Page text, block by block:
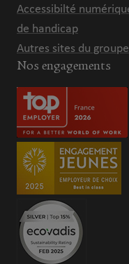
Accessibilté
de handicap
Autres sites du groupe
Nos engagements